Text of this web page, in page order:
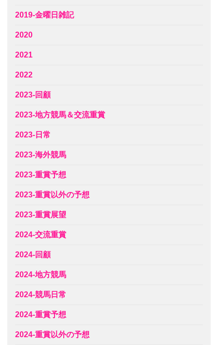
2019-金曜日雑記
2020
2021
2022
2023-回顧
2023-地方競馬＆交流重賞
2023-日常
2023-海外競馬
2023-重賞予想
2023-重賞以外の予想
2023-重賞展望
2024-交流重賞
2024-回顧
2024-地方競馬
2024-競馬日常
2024-重賞予想
2024-重賞以外の予想